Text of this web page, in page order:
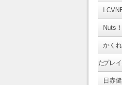
Nuts
かく
たプレ
日赤